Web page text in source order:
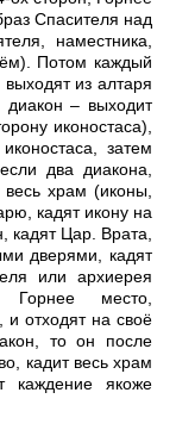
Спасителя над
наместника,
Потом каждый
из алтаря
– выходит
иконостаса),
затем
два диакона,
храм (иконы,
кадят икону на
кадят Цар. Врата,
дверями, кадят
или архиерея
Горнее место,
и отходят на своё
то он после
кадит весь храм
каждение якоже